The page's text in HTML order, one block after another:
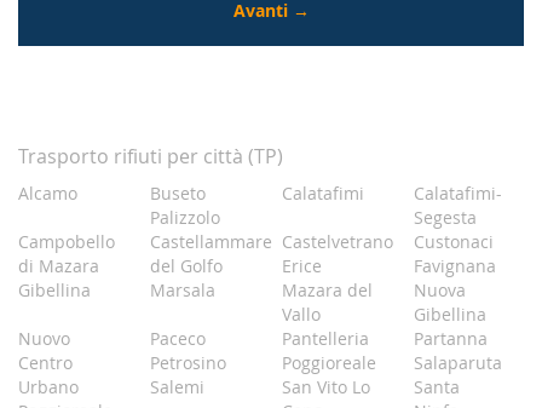
Trasporto rifiuti per città (TP)
Alcamo
Buseto
Palizzolo
Calatafimi
Calatafimi-
Segesta
Campobello
di Mazara
Castellammare
del Golfo
Castelvetrano
Custonaci
Erice
Favignana
Gibellina
Marsala
Mazara del
Vallo
Nuova
Gibellina
Nuovo
Centro
Urbano
Paceco Pantelleria
Partanna
Petrosino
Poggioreale
Salaparuta
Salemi
San Vito Lo
Santa